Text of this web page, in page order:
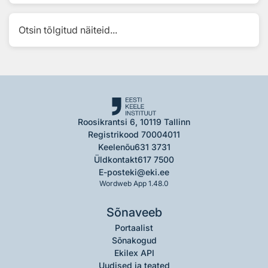
Otsin tõlgitud näiteid...
Roosikrantsi 6, 10119 Tallinn
Registrikood 70004011
Keelenõu631 3731
Üldkontakt617 7500
E-posteki@eki.ee
Wordweb App 1.48.0
Sõnaveeb
Portaalist
Sõnakogud
Ekilex API
Uudised ja teated